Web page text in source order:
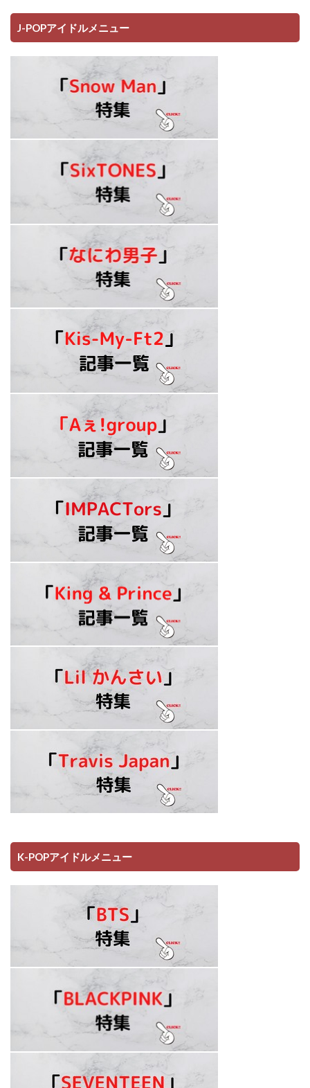
J-POPアイドルメニュー
K-POPアイドルメニュー